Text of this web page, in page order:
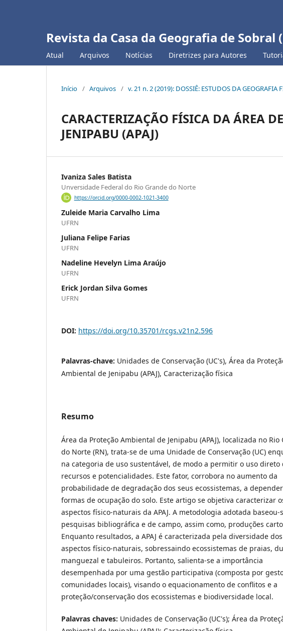
Revista da Casa da Geografia de Sobral
Atual Arquivos Notícias Diretrizes para Autores
Início / Arquivos / v. 21 n. 2 (2019): DOSSIÊ: ESTUDOS DA GEOGRAFIA
CARACTERIZAÇÃO FÍSICA DA ÁREA
JENIPABU (APAJ)
Ivaniza Sales Batista
Unversidade Federal do Rio Grande do Norte
https://orcid.org/0000-0002-1021-3400
Zuleide Maria Carvalho Lima
UFRN
Juliana Felipe Farias
UFRN
Nadeline Hevelyn Lima Araújo
UFRN
Erick Jordan Silva Gomes
UFRN
DOI: https://doi.org/10.35701/rcgs.v21n2.596
Palavras-chave: Unidades de Conservação (UC's), Área da
Ambiental de Jenipabu (APAJ), Caracterização física
Resumo
Área da Proteção Ambiental de Jenipabu (APAJ), localizada no Rio
do Norte (RN), trata-se de uma Unidade de Conservação (UC)
na categoria de uso sustentável, de modo a permitir o uso direto
recursos e potencialidades. Este fator, corrobora no aumento da
probabilidade de degradação dos seus ecossistemas, a
formas de ocupação do solo. Este artigo se objetiva caracterizar
aspectos físico-naturais da APAJ. A metodologia adotada baseou-
pesquisas bibliográfica e de campo, assim como, produções
Enquanto resultados, a APAJ é caracterizada pela diversidade
aspectos físico-naturais, sobressaindo ecossistemas de praias,
manguezal e tabuleiros. Portanto, salienta-se a importância
desempenhada por uma gestão participativa (composta por
comunidades locais), visando o equacionamento de conflitos e a
proteção/conservação dos ecossistemas e biodiversidade local.
Palavras chaves: Unidades de Conservação (UC's); Área da